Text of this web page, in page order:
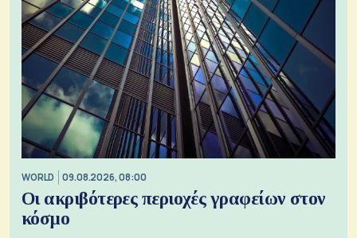
WORLD 09.08.2026, 08:00
Οι ακριβότερες περιοχές γραφείων στον
κόσμο